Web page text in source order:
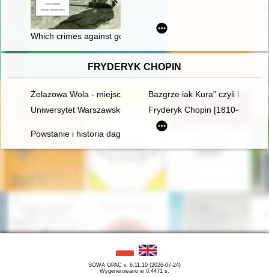
Which crimes against good manners and morality were the
FRYDERYK CHOPIN
Żelazowa Wola - miejsce urodzenia Fryderyka Chopina
Bazgrze iak Kura" czyli
Uniwersytet Warszawski i młody ChopinFryderyk Chopin [1810-1849].
Powstanie i historia dagerotypowych wizerunków Fryderyka
SOWA OPAC v. 6.11.10 (2026-07-24)
Wygenerowano w 0,4471 s.